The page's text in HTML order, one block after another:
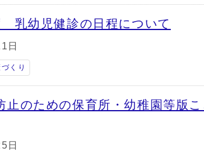
乳幼児健診の日程について
日
くり
止のための保育所・幼稚園等版
日